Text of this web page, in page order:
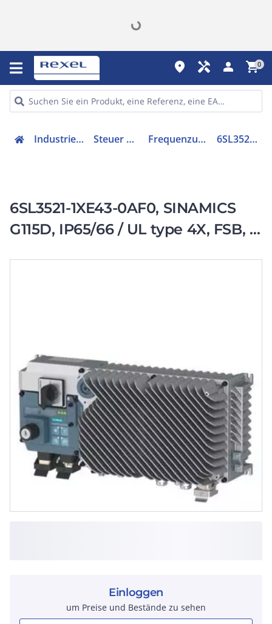
place handyman person shopping_cart0
Industriekomponenten Steuer & Regelgeräte Frequenzumrichter =< 1 kV 6SL35211XE430AF0
6SL3521-1XE43-0AF0, SINAMICS
G115D, IP65/66 / UL type 4X, FSB, 3
Einloggen
um Preise und Bestände zu sehen